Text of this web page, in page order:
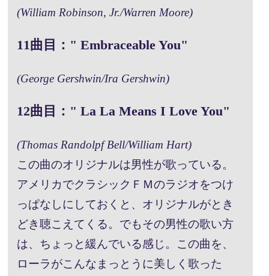
(William Robinson, Jr./Warren Moore)
11曲目：" Embraceable You"
(George Gershwin/Ira Gershwin)
12曲目：" La La Means I Love You"
(Thomas Randolpf Bell/William Hart)
この曲のオリジナルは男性が歌っている。
アメリカでクラシックＦＭのラジオをつけ
っぱなしにしておくと、オリジナルがとき
どき聴こえてくる。でもその男性の歌い方
は、ちょっと緩んでいる感じ。この曲を、
ローラがこんなまっとうに美しく歌った